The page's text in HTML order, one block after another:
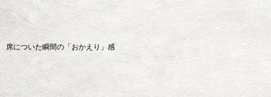
席についた瞬間の「おかえり」感